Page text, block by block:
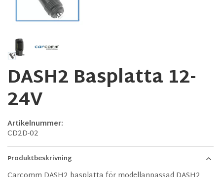
DASH2 Basplatta 12-
24V
Artikelnummer:
CD2D-02
Produktbeskrivning